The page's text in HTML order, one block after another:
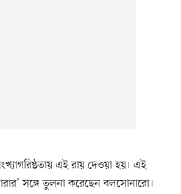
এই রায় দেওয়া হয়। এই
সঙ্গে তুলনা করেছেন বলসোনারো।